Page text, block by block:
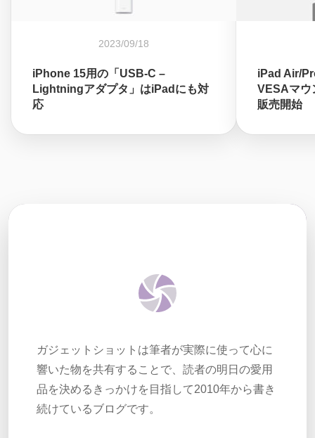
2023/09/18
iPhone 15用の「USB-C –
Lightningアダプタ」はiPadにも対
応
iPad Air/
VESAマウ
販売開始
ガジェットショットは筆者が実際に使って心に
響いた物を共有することで、読者の明日の愛用
品を決めるきっかけを目指して2010年から書き
続けているブログです。